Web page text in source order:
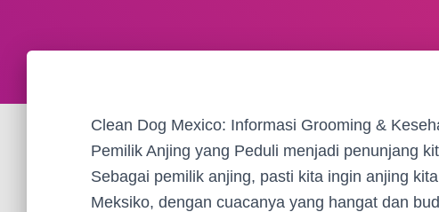
Clean Dog Mexico: Informasi Grooming &
Pemilik Anjing yang Peduli menjadi penunjang
Sebagai pemilik anjing, pasti kita ingin anjing
Meksiko, dengan cuacanya yang hangat dan